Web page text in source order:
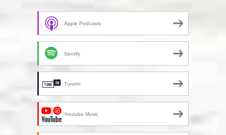
Apple Podcasts
Spotify
TuneIn
Youtube Music